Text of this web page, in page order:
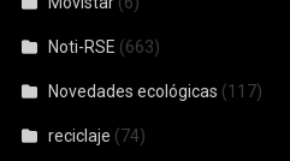
Noti-RSE (663)
Novedades ecológicas (117)
reciclaje (74)